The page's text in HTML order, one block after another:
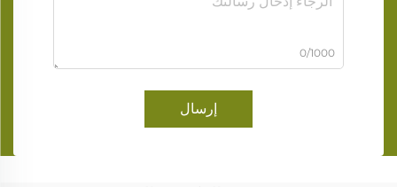
0/1000
إرسال